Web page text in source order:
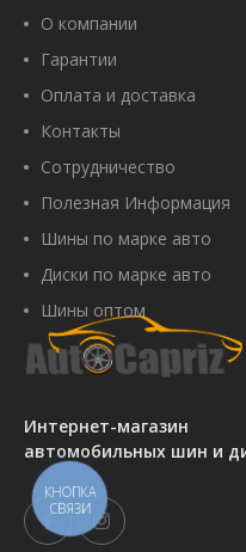
Интернет-магазин
автомобильных шин и
О компании
Гарантии
Оплата и доставка
Контакты
Сотрудничество
Полезная Информация
Шины по марке авто
Диски по марке авто
Шины оптом
КНОПКА
СВЯЗИ